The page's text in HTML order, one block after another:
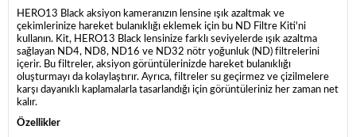
HERO13 Black aksiyon kameranızın lensine ışık azaltmak ve
çekimlerinize hareket bulanıklığı eklemek için bu ND Filtre Kiti'ni
kullanın. Kit, HERO13 Black lensinize farklı seviyelerde ışık azaltma
sağlayan ND4, ND8, ND16 ve ND32 nötr yoğunluk (ND) filtrelerini
içerir. Bu filtreler, aksiyon görüntülerinizde hareket bulanıklığı
oluşturmayı da kolaylaştırır. Ayrıca, filtreler su geçirmez ve çizilmelere
karşı dayanıklı kaplamalarla tasarlandığı için görüntüleriniz her zaman net
kalır.
Özellikler